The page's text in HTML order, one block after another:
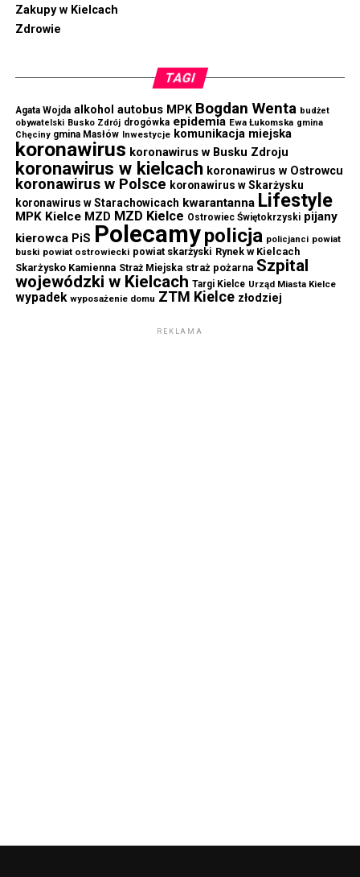
Zakupy w Kielcach
Zdrowie
TAGI
Agata Wojda alkohol autobus MPK Bogdan Wenta budżet
obywatelski Busko Zdrój drogówka epidemia Ewa Łukomska gmina
Chęciny gmina Masłów Inwestycje komunikacja miejska
koronawirus koronawirus w Busku Zdroju
koronawirus w kielcach koronawirus w Ostrowcu
koronawirus w Polsce koronawirus w Skarżysku
koronawirus w Starachowicach kwarantanna Lifestyle
MPK Kielce MZD MZD Kielce Ostrowiec Świętokrzyski pijany
kierowca PiS Polecamypolicja policjanci powiat
buski powiat ostrowiecki powiat skarżyski Rynek w Kielcach
Skarżysko Kamienna Straż Miejska straż pożarna Szpital
wojewódzki w Kielcach Targi Kielce Urząd Miasta Kielce
wypadek wyposażenie domu ZTM Kielce złodziej
REKLAMA